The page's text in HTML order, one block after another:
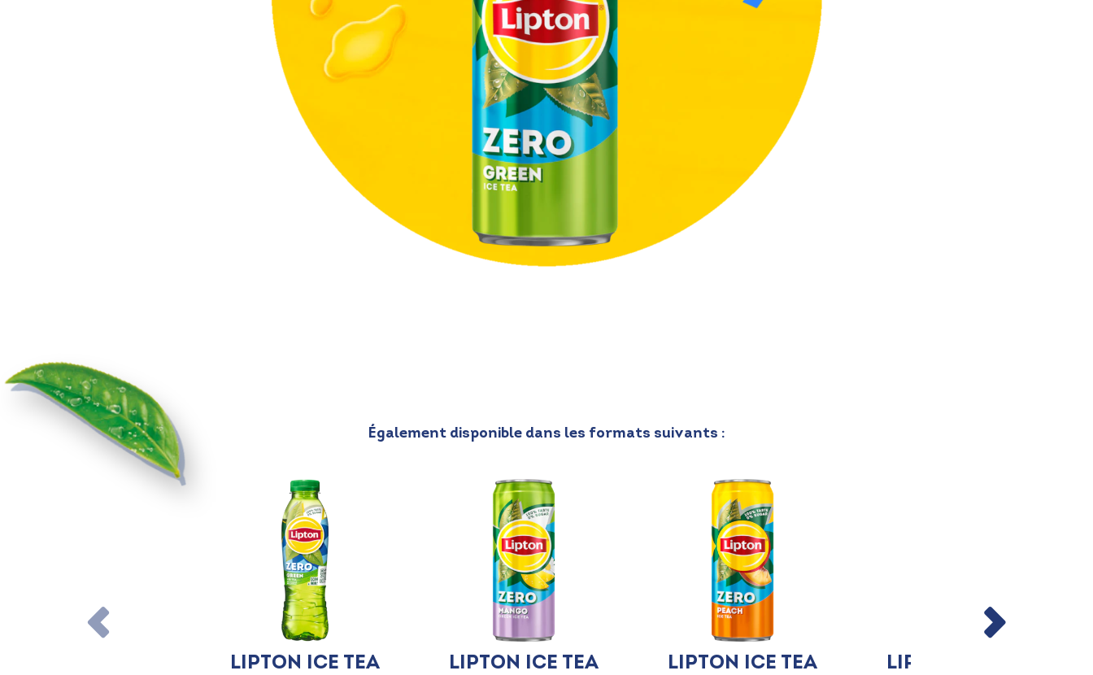
Également disponible dans les formats suivants :
Lipton Ice Tea
Lipton Ice Tea
Lipton Ice Tea
Lipton Ice Tea